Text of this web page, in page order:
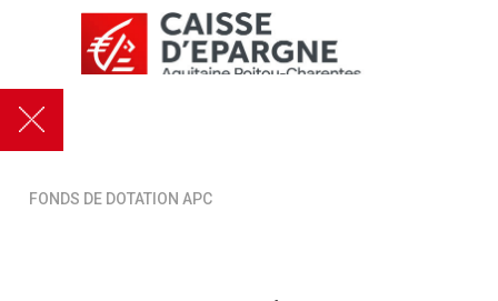
FONDS DE DOTATION APC